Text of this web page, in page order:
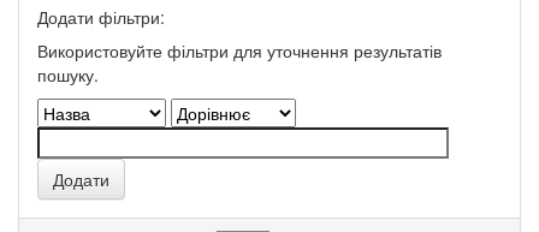
Додати фільтри:
Використовуйте фільтри для уточнення результатів
пошуку.